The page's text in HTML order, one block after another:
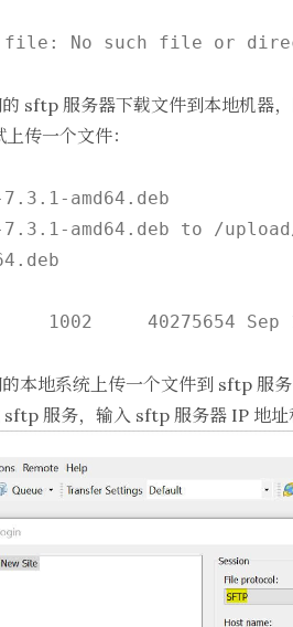
sftp 服务器下载文件到本地机器
传一个文件：
amd64.deb
amd64.deb to /
本地系统上传一个文件到 sftp 服务
服务，输入 sftp 服务器 IP 地址